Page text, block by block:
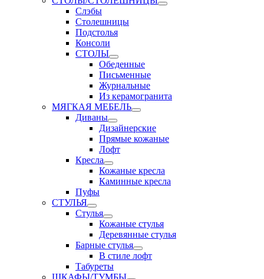
Слэбы
Столешницы
Подстолья
Консоли
СТОЛЫ
Обеденные
Письменные
Журнальные
Из керамогранита
МЯГКАЯ МЕБЕЛЬ
Диваны
Дизайнерские
Прямые кожаные
Лофт
Кресла
Кожаные кресла
Каминные кресла
Пуфы
СТУЛЬЯ
Стулья
Кожаные стулья
Деревянные стулья
Барные стулья
В стиле лофт
Табуреты
ШКАФЫ/ТУМБЫ